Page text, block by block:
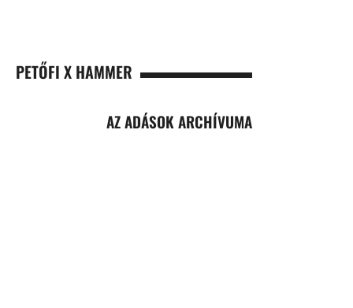
PETŐFI X HAMMER
AZ ADÁSOK ARCHÍVUMA